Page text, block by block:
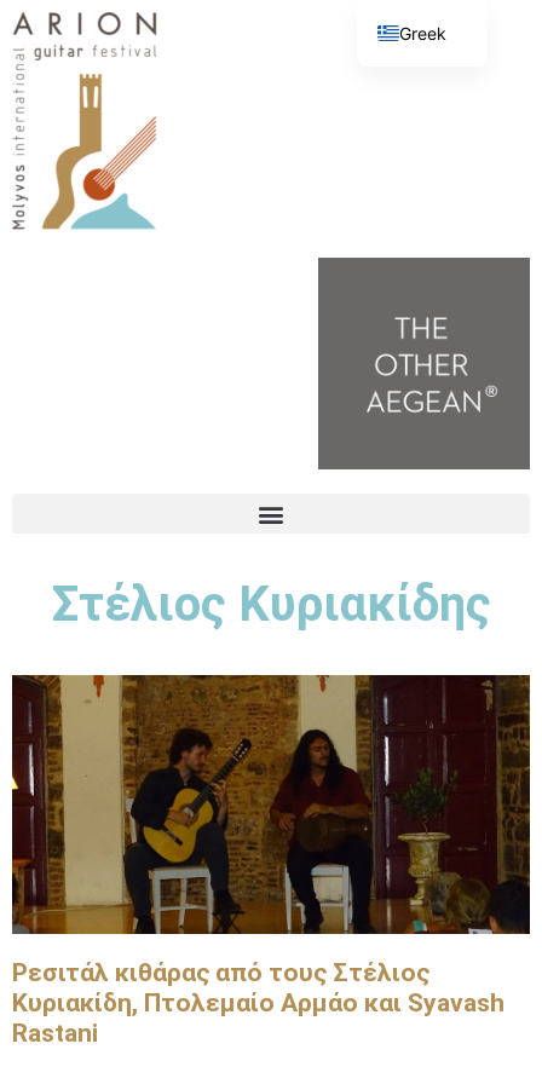
Στέλιος Κυριακίδης
Ρεσιτάλ κιθάρας από τους Στέλιος
Κυριακίδη, Πτολεμαίο Αρμάο και Syavash
Rastani
Greek